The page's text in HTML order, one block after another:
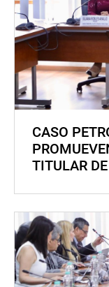
CASO
TITULAR